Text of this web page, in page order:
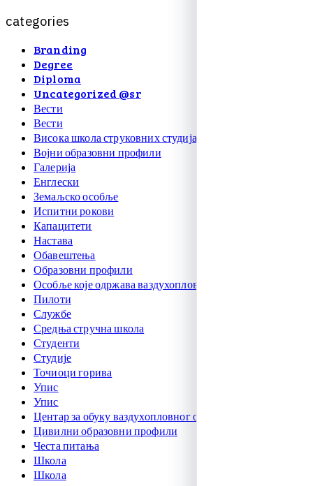
categories
Branding
Degree
Diploma
Uncategorized @sr
Вести
Вести
Висока школа струковних студија
Војни образовни профили
Галерија
Енглески
Земаљско особље
Испитни рокови
Капацитети
Настава
Обавештења
Образовни профили
Особље које одржава ваздухоплове
Пилоти
Службе
Средња стручна школа
Студенти
Студије
Точиоци горива
Упис
Упис
Центар за обуку ваздухопловног особља
Цивилни образовни профили
Честа питања
Школа
Школа